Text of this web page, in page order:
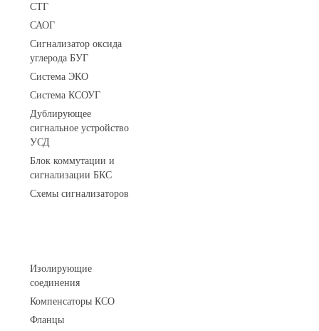
СТГ
САОГ
Сигнализатор оксида
углерода БУГ
Система ЭКО
Система КСОУГ
Дублирующее
сигнальное устройство
УСД
Блок коммутации и
сигнализации БКС
Схемы сигнализаторов
Изолирующие
соединения
Компенсаторы КСО
Фланцы